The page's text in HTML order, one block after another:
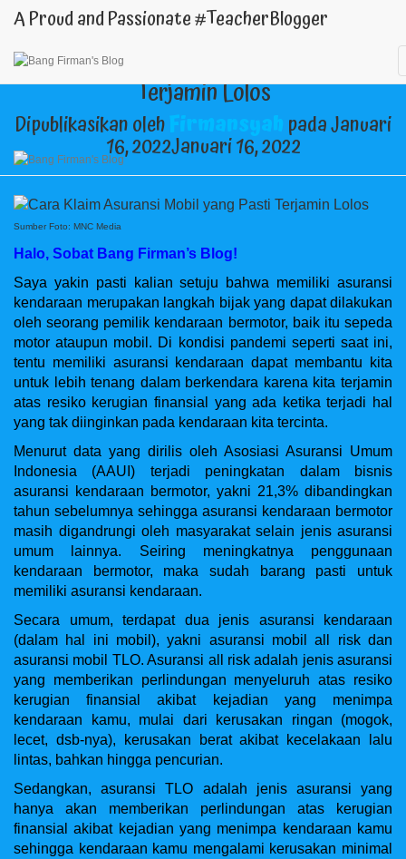
A Proud and Passionate #TeacherBlogger
Cara Klaim Asuransi Mobil yang Pasti
Terjamin Lolos
Dipublikasikan olehFirmansyah padaJanuari
16, 2022Januari 16, 2022
Sumber Foto: MNC Media
Halo, Sobat Bang Firman’s Blog!
Saya yakin pasti kalian setuju bahwa memiliki asuransi
kendaraan merupakan langkah bijak yang dapat dilakukan
oleh seorang pemilik kendaraan bermotor, baik itu sepeda
motor ataupun mobil. Di kondisi pandemi seperti saat ini,
tentu memiliki asuransi kendaraan dapat membantu kita
untuk lebih tenang dalam berkendara karena kita terjamin
atas resiko kerugian finansial yang ada ketika terjadi hal
yang tak diinginkan pada kendaraan kita tercinta.
Menurut data yang dirilis oleh Asosiasi Asuransi Umum
Indonesia (AAUI) terjadi peningkatan dalam bisnis
asuransi kendaraan bermotor, yakni 21,3% dibandingkan
tahun sebelumnya sehingga asuransi kendaraan bermotor
masih digandrungi oleh masyarakat selain jenis asuransi
umum lainnya. Seiring meningkatnya penggunaan
kendaraan bermotor, maka sudah barang pasti untuk
memiliki asuransi kendaraan.
Secara umum, terdapat dua jenis asuransi kendaraan
(dalam hal ini mobil), yakni asuransi mobil all risk dan
asuransi mobil TLO. Asuransi all risk adalah jenis asuransi
yang memberikan perlindungan menyeluruh atas resiko
kerugian finansial akibat kejadian yang menimpa
kendaraan kamu, mulai dari kerusakan ringan (mogok,
lecet, dsb-nya), kerusakan berat akibat kecelakaan lalu
lintas, bahkan hingga pencurian.
Sedangkan, asuransi TLO adalah jenis asuransi yang
hanya akan memberikan perlindungan atas kerugian
finansial akibat kejadian yang menimpa kendaraan kamu
sehingga kendaraan kamu mengalami kerusakan minimal